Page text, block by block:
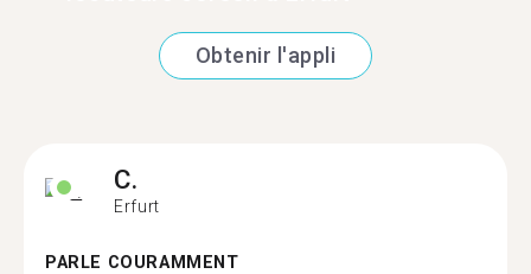
Obtenir l'appli
C.
Erfurt
PARLE COURAMMENT